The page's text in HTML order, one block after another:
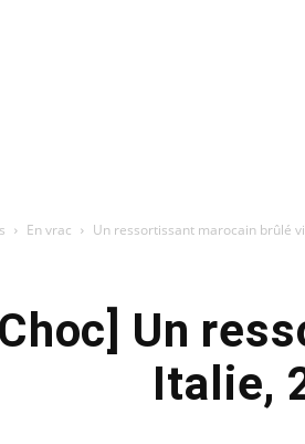
En vrac Un ressortissant marocain brûlé
Un
Italie,